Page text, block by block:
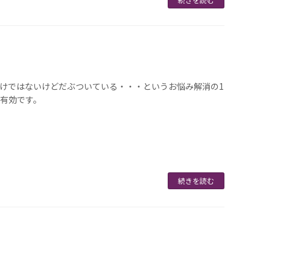
ではないけどだぶついている・・・というお悩み解消の1
効です。
続きを読む